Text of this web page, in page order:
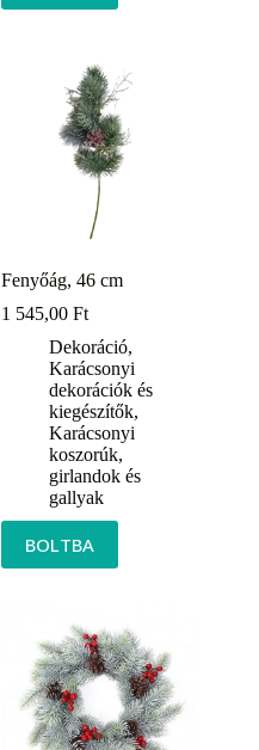
Fenyőág, 46 cm
1 545,00Ft
Dekoráció,
Karácsonyi
dekorációk és
kiegészítők,
Karácsonyi
koszorúk,
girlandok és
gallyak
BOLTBA